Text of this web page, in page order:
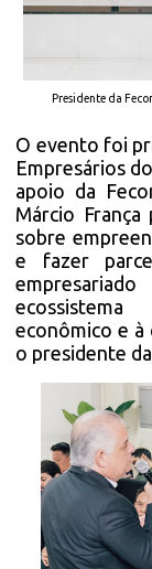
Presidente da
O evento foi
Empresários
apoio da
Márcio
sobre
e fazer
econômico e à
o presidente